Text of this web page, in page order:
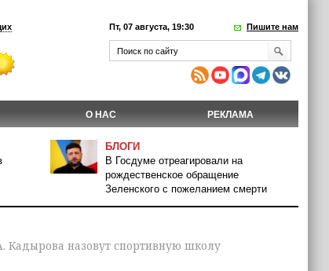
Пт, 07 августа, 19:30 Пишите нам
О НАС РЕКЛАМА
БЛОГИ
В Госдуме отреагировали на
рождественское обращение
Зеленского с пожеланием смерти
Кадырова назовут спортивную школу